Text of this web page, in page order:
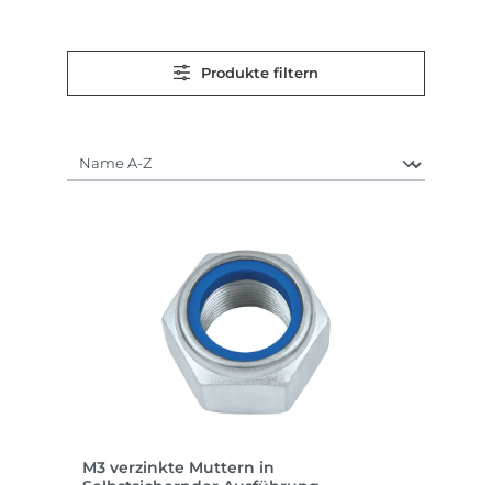
Produkte filtern
M3 verzinkte Muttern in